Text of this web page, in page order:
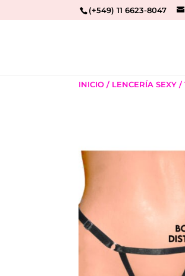
(+549) 11 6623-8047
INICIO / LENCERÍA SEXY /